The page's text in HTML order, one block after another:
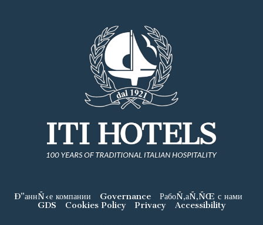
Ð”аннÑ‹е компании Governance
РабоÑ‚аÑ‚ÑŒ с нами
GDS
Cookies Policy Privacy Accessibility